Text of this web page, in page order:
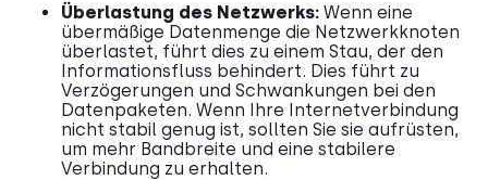
Überlastung des Netzwerks: Wenn eine
übermäßige Datenmenge die Netzwerkknoten
überlastet, führt dies zu einem Stau, der den
Informationsfluss behindert. Dies führt zu
Verzögerungen und Schwankungen bei den
Datenpaketen. Wenn Ihre Internetverbindung
nicht stabil genug ist, sollten Sie sie aufrüsten,
um mehr Bandbreite und eine stabilere
Verbindung zu erhalten.